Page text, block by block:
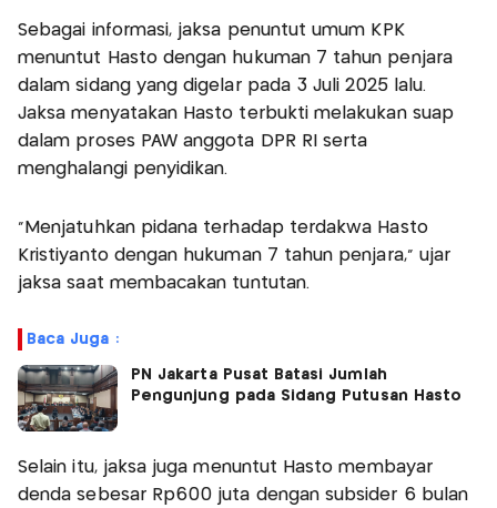
Sebagai informasi, jaksa penuntut umum KPK
menuntut Hasto dengan hukuman 7 tahun penjara
dalam sidang yang digelar pada 3 Juli 2025 lalu.
Jaksa menyatakan Hasto terbukti melakukan suap
dalam proses PAW anggota DPR RI serta
menghalangi penyidikan.
"Menjatuhkan pidana terhadap terdakwa Hasto
Kristiyanto dengan hukuman 7 tahun penjara," ujar
jaksa saat membacakan tuntutan.
Baca Juga :
PN Jakarta Pusat Batasi Jumlah
Pengunjung pada Sidang Putusan Hasto
Selain itu, jaksa juga menuntut Hasto membayar
denda sebesar Rp600 juta dengan subsider 6 bulan